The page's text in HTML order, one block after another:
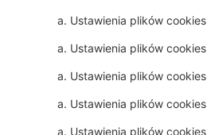
Ustawienia plików cookies
Ustawienia plików cookies
Ustawienia plików cookies
Ustawienia plików cookies
Ustawienia plików cookies